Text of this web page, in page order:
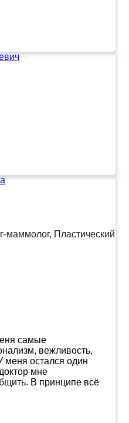
маммолог, Пластический
самые
вежливость,
меня остался один
мне
В принципе всё